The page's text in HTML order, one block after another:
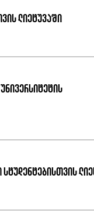
ლიეტუვაში
სტუდენტებისთვის